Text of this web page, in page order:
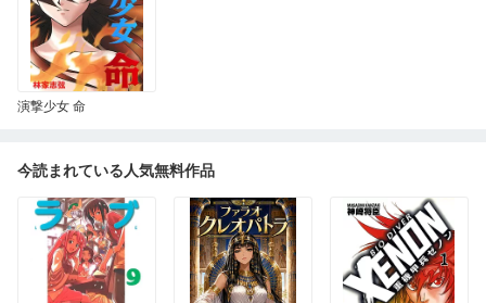
演撃少女 命
今読まれている人気無料作品